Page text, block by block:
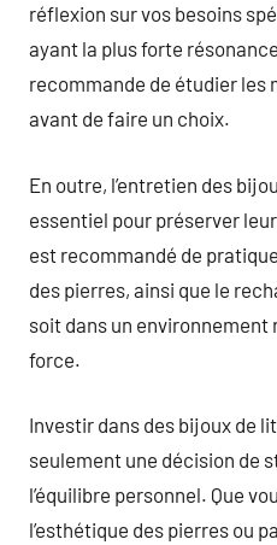
réflexion sur vos besoins
ayant la plus forte
recommande de étudier les
avant de faire un choix.
En outre, l’entretien des
essentiel pour préserver
est recommandé de
des pierres, ainsi que le
soit dans un
force.
Investir dans des bijoux de
seulement une décision de
l’équilibre personnel. Que
l’esthétique des pierres ou